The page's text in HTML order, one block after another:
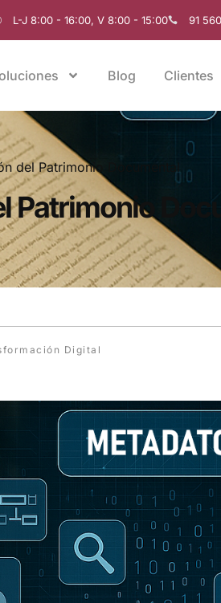
L-J 8:00 - 16:00, V 8:00 - 15:00 91
Blog Clientes
del Patrimonio Documental
Patrimonio
Digital